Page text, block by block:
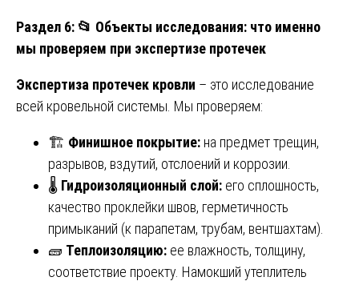
Раздел 6: 📂 Объекты исследования: что именно
мы проверяем при экспертизе протечек
Экспертиза протечек кровли – это исследование
всей кровельной системы. Мы проверяем:
🏗️ Финишное покрытие: на предмет трещин,
разрывов, вздутий, отслоений и коррозии.
🌡️ Гидроизоляционный слой: его сплошность,
качество проклейки швов, герметичность
примыканий (к парапетам, трубам, вентшахтам).
🧱 Теплоизоляцию: ее влажность, толщину,
соответствие проекту. Намокший утеплитель